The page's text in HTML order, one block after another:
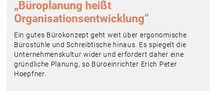
„Büroplanung heißt
Organisationsentwicklung“
Ein gutes Bürokonzept geht weit über ergonomische
Bürostühle und Schreibtische hinaus. Es spiegelt die
Unternehmenskultur wider und erfordert daher eine
gründliche Planung, so Büroeinrichter Erich Peter
Hoepfner.